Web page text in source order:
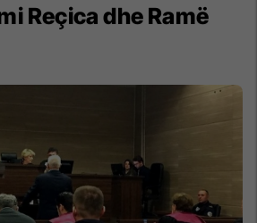
Reçica dhe Ramë